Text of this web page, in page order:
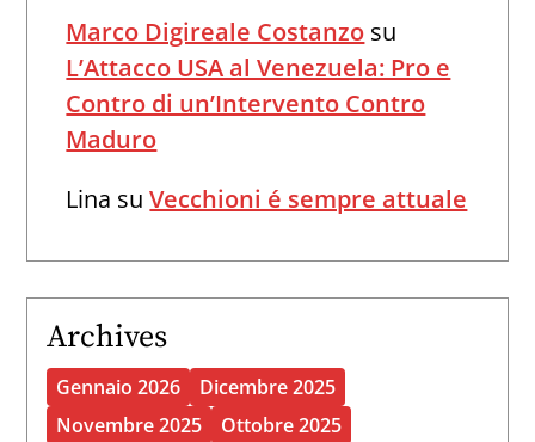
Marco Digireale Costanzo su
L’Attacco USA al Venezuela: Pro e
Contro di un’Intervento Contro
Maduro
Lina suVecchioni é sempre attuale
Archives
Gennaio 2026
Dicembre 2025
Novembre 2025
Ottobre 2025